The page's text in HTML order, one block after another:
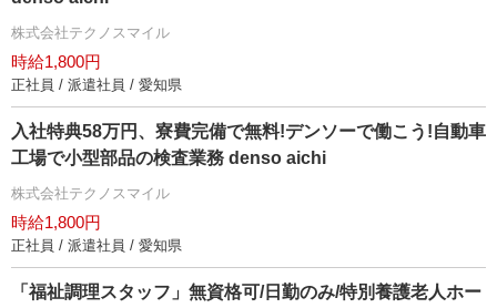
株式会社テクノスマイル
時給1,800円
正社員 / 派遣社員 / 愛知県
入社特典58万円、寮費完備で無料!デンソーで働こう!自動車
工場で小型部品の検査業務 denso aichi
株式会社テクノスマイル
時給1,800円
正社員 / 派遣社員 / 愛知県
「福祉調理スタッフ」無資格可/日勤のみ/特別養護老人ホー